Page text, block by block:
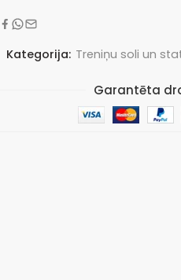
Kategorija: Treniņu soli un
Garantēta